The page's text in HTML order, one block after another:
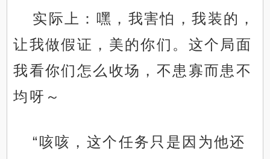
实际上：嘿，我害怕，我装的，
让我做假证，美的你们。这个局面
我看你们怎么收场，不患寡而患不
均呀～
“咳咳，这个任务只是因为他还